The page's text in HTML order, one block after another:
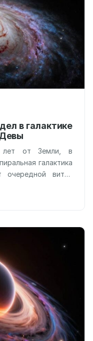
в галактике
лет от Земли, в
галактика
виток